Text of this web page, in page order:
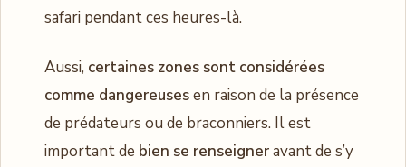
safari pendant ces heures-là.
Aussi, certaines zones sont considérées
comme dangereusesen raison de la présence
de prédateurs ou de braconniers. Il est
important de bien se renseigneravant de s’y